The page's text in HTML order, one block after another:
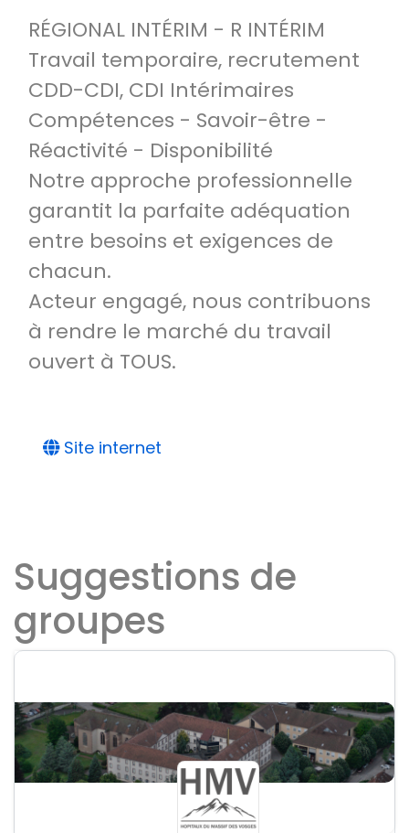
RÉGIONAL INTÉRIM - R INTÉRIM
Travail temporaire, recrutement
CDD-CDI, CDI Intérimaires
Compétences - Savoir-être -
Réactivité - Disponibilité
Notre approche professionnelle
garantit la parfaite adéquation
entre besoins et exigences de
chacun.
Acteur engagé, nous contribuons
à rendre le marché du travail
ouvert à TOUS.
Site internet
Suggestions de
groupes